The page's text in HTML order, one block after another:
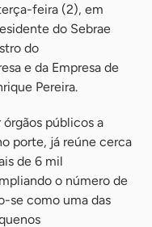
feira (2), em
do Sebrae
do
e da Empresa de
Pereira.
públicos a
porte, já reúne cerca
de 6 mil
o número de
se como uma das